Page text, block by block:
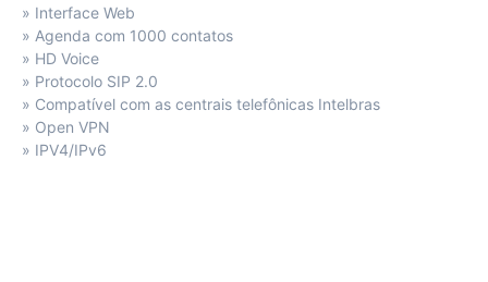
» Interface Web
» Agenda com 1000 contatos
» HD Voice
» Protocolo SIP 2.0
» Compatível com as centrais telefônicas Intelbras
» Open VPN
» IPV4/IPv6